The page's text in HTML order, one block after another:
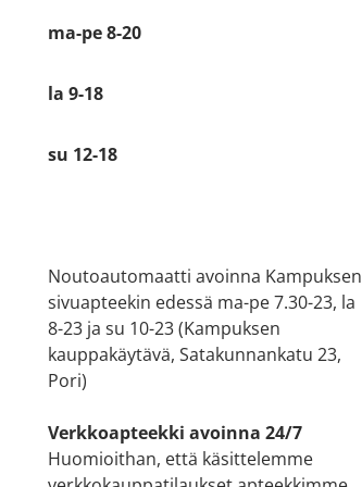
ma-pe 8-20
la 9-18
su 12-18
Noutoautomaatti avoinna Kampuksen
sivuapteekin edessä ma-pe 7.30-23, la
8-23 ja su 10-23 (Kampuksen
kauppakäytävä, Satakunnankatu 23,
Pori)
Verkkoapteekki avoinna 24/7
Huomioithan, että käsittelemme